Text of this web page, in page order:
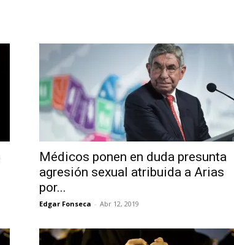
Médicos ponen en duda presunta
agresión sexual atribuida a Arias
por...
Edgar Fonseca - Abr 12, 2019